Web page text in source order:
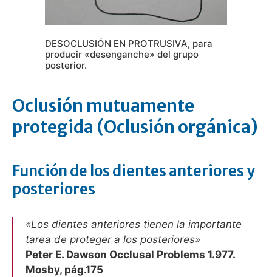
DESOCLUSIÓN EN PROTRUSIVA, para
producir «desenganche» del grupo
posterior.
Oclusión mutuamente
protegida (Oclusión orgánica)
Función de los dientes anteriores y
posteriores
«Los dientes anteriores tienen la importante
tarea de proteger a los posteriores»
Peter E. Dawson Occlusal Problems 1.977.
Mosby, pág.175